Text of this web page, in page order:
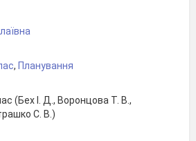
складової
, Планування
(Бех І. Д., Воронцова Т. В.,
С. В.)